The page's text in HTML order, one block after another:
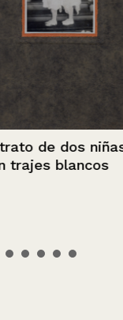
de dos niñas
blancos